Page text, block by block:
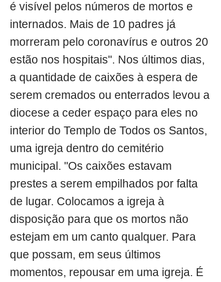
é visível pelos números de mortos e
internados. Mais de 10 padres já
morreram pelo coronavírus e outros 20
estão nos hospitais". Nos últimos dias,
a quantidade de caixões à espera de
serem cremados ou enterrados levou a
diocese a ceder espaço para eles no
interior do Templo de Todos os Santos,
uma igreja dentro do cemitério
municipal. "Os caixões estavam
prestes a serem empilhados por falta
de lugar. Colocamos a igreja à
disposição para que os mortos não
estejam em um canto qualquer. Para
que possam, em seus últimos
momentos, repousar em uma igreja. É